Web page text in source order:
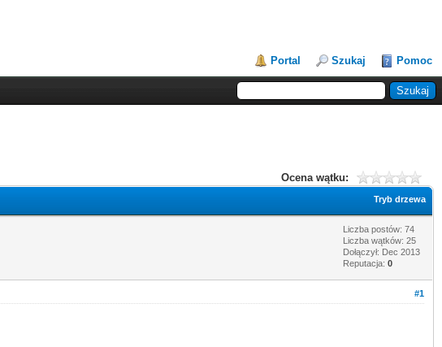
Portal Szukaj Pomoc
Ocena wątku:
Tryb drzewa
Liczba postów: 74
Liczba wątków: 25
Dołączył: Dec 2013
Reputacja: 0
#1